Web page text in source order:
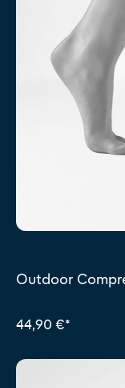
Outdoor
44,90 €*